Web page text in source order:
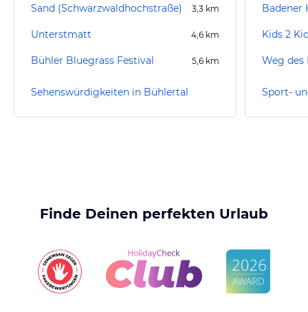
Sand (Schwarzwaldhochstraße) 3,3 km
Unterstmatt 4,6 km
Bühler Bluegrass Festival 5,6 km
Sehenswürdigkeiten in Bühlertal
Badener
Kids 2
Weg des
Finde Deinen perfekten Urlaub